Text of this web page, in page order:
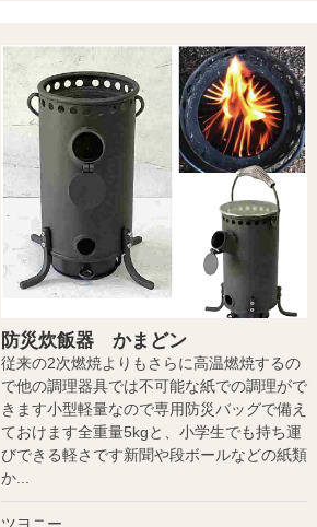
防災炊飯器 かまどン
従来の2次燃焼よりもさらに高温燃焼するの
で他の調理器具では不可能な紙での調理がで
きます小型軽量なので専用防災バッグで備え
ておけます全重量5kgと、小学生でも持ち運
びできる軽さです新聞や段ボールなどの紙類
か...